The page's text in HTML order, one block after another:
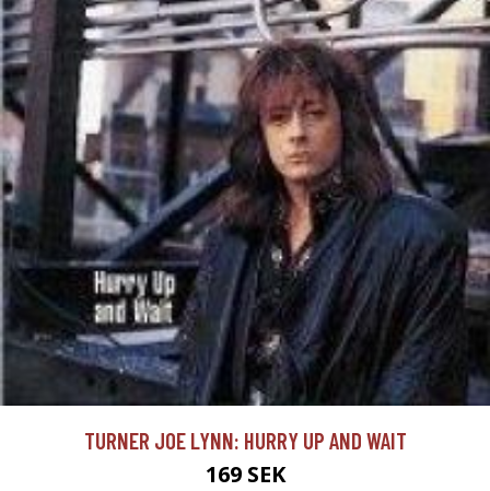
TURNER JOE LYNN: HURRY UP AND WAIT
169 SEK